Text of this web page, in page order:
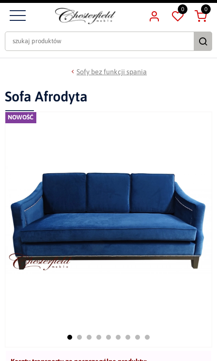
0 0
Sofy bez funkcji spania
NOWOŚĆ
Sofa Afrodyta